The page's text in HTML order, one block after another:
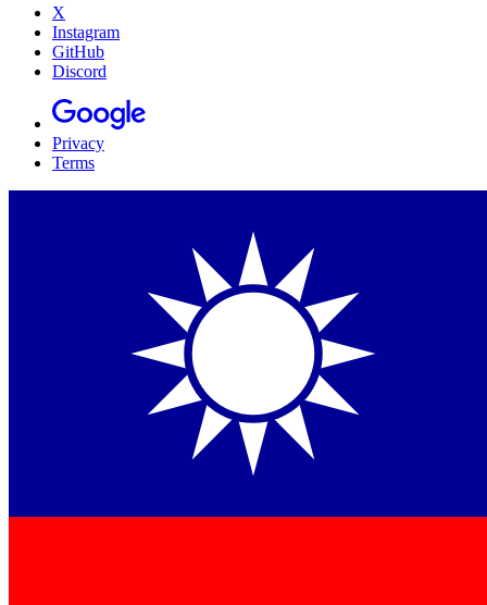
X
Instagram
GitHub
Discord
Privacy
Terms